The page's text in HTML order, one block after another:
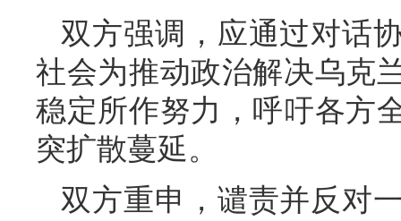
双方强调，应通过对话
社会为推动政治解决乌克
稳定所作努力，呼吁各方
突扩散蔓延。
双方重申，谴责并反对